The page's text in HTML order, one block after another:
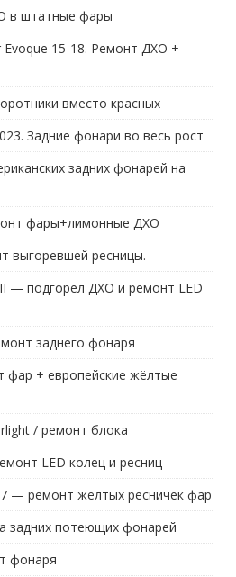
в штатные фары
Evoque 15-18. Ремонт ДХО +
вместо красных
Задние фонари во весь рост
задних фонарей на
фары+лимонные ДХО
выгоревшей ресницы.
— подгорел ДХО и ремонт LED
заднего фонаря
фар + европейские жёлтые
/ ремонт блока
LED колец и ресниц
— ремонт жёлтых ресничек фар
задних потеющих фонарей
фонаря